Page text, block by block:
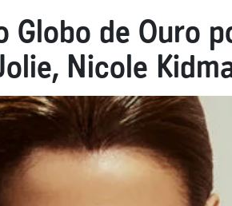
de Ouro
Nicole